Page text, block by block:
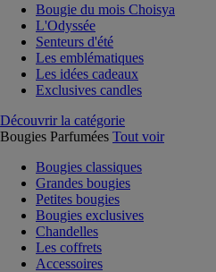
Bougie du mois Choisya
L'Odyssée
Senteurs d'été
Les emblématiques
Les idées cadeaux
Exclusives candles
Découvrir la catégorie
Bougies Parfumées Tout voir
Bougies classiques
Grandes bougies
Petites bougies
Bougies exclusives
Chandelles
Les coffrets
Accessoires